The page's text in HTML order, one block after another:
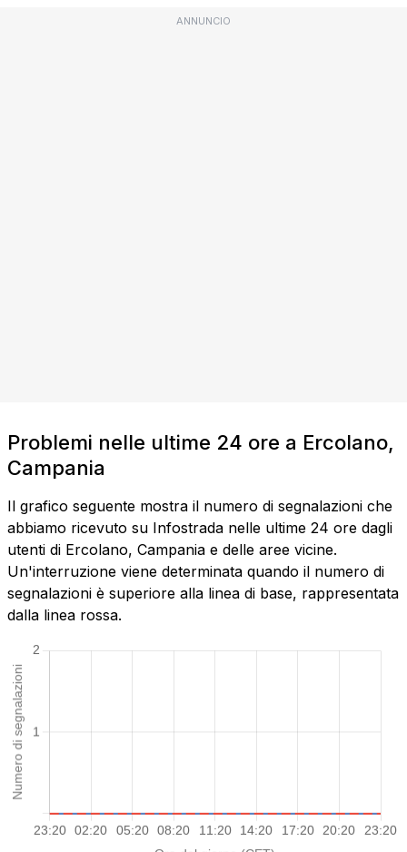
ANNUNCIO
Problemi nelle ultime 24 ore a Ercolano,
Campania
Il grafico seguente mostra il numero di segnalazioni che
abbiamo ricevuto su Infostrada nelle ultime 24 ore dagli
utenti di Ercolano, Campania e delle aree vicine.
Un'interruzione viene determinata quando il numero di
segnalazioni è superiore alla linea di base, rappresentata
dalla linea rossa.